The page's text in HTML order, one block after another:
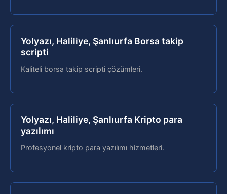
Yolyazı, Haliliye, Şanlıurfa Borsa takip
scripti
Kaliteli borsa takip scripti çözümleri.
Yolyazı, Haliliye, Şanlıurfa Kripto para
yazılımı
Profesyonel kripto para yazılımı hizmetleri.